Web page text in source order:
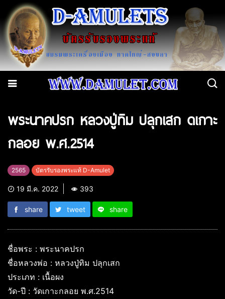
พระนาคปรก หลวงปู่ทิม ปลุกเสก ดเกาะ
กลอย พ.ศ.2514
2565 บัตรรับรองพระแท้ D-Amulet
19 มี.ค. 2022 393
share tweet share
ชื่อพระ : พระนาคปรก
ชื่อหลวงพ่อ : หลวงปู่ทิม ปลุกเสก
ประเภท : เนื้อผง
วัด-ปี : วัดเกาะกลอย พ.ศ.2514